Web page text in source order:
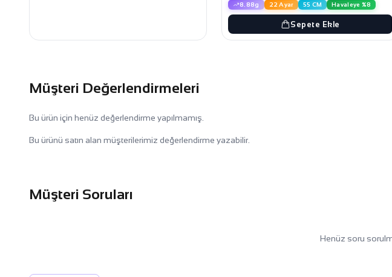
8.88g 22 Ayar 55 CM Havaleye %8
Sepete Ekle
Müşteri Değerlendirmeleri
Bu ürün için henüz değerlendirme yapılmamış.
Bu ürünü satın alan müşterilerimiz değerlendirme yazabilir.
Müşteri Soruları
Henüz soru